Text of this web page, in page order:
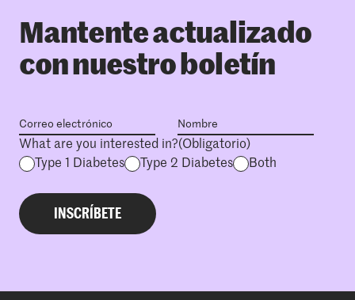
Mantente actualizado
con nuestro boletín
What are you interested in?(Obligatorio)
Type 1 Diabetes
Type 2 Diabetes Both